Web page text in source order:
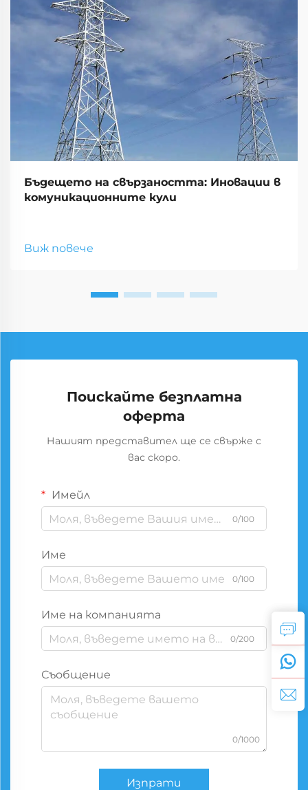
Бъдещето на свързаността: Иновации в
комуникационните кули
Виж повече
Поискайте безплатна
оферта
Нашият представител ще се свърже с
вас скоро.
Имейл
0/100
Име
0/100
Име на компанията
0/200
Съобщение
0/1000
Изпрати